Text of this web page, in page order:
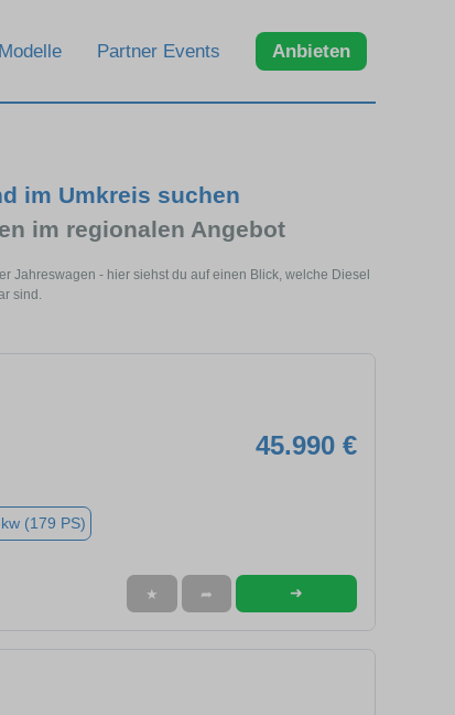
Modelle Partner Events Anbieten
im Umkreis suchen
im regionalen Angebot
Jahreswagen - hier siehst du auf einen Blick, welche Diesel
sind.
45.990 €
(179 PS)
★ ➦ ➜